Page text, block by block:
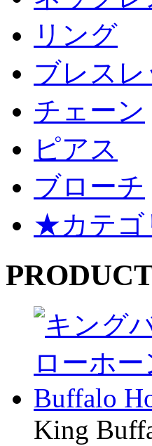
リング
ブレス
チェーン
ピアス
ブローチ
★カテゴ
King